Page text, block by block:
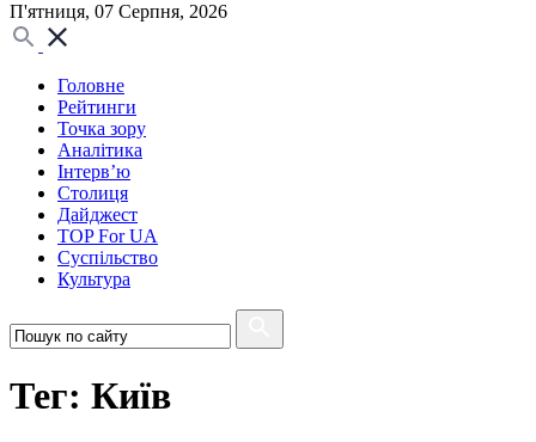
П'ятниця, 07 Серпня, 2026
Головне
Рейтинги
Точка зору
Аналітика
Інтерв’ю
Столиця
Дайджест
TOP For UA
Суспiльство
Культура
Тег: Київ